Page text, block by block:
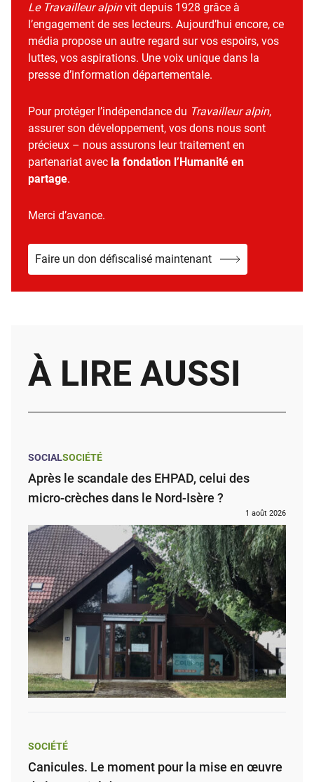
Le Travailleur alpinvit depuis 1928 grâce à
l’engagement de ses lecteurs. Aujourd’hui encore, ce
média propose un autre regard sur vos espoirs, vos
luttes, vos aspirations. Une voix unique dans la
presse d’information départementale.
Pour protéger l’indépendance du Travailleur alpin,
assurer son développement, vos dons nous sont
précieux – nous assurons leur traitement en
partenariat avec la fondation l’Humanité en
partage.
Merci d’avance.
Faire un don défiscalisé maintenant
À LIRE AUSSI
SOCIALSOCIÉTÉ
Après le scandale des EHPAD, celui des
micro-crèches dans le Nord-Isère ?
1 août 2026
SOCIÉTÉ
Canicules. Le moment pour la mise en œuvre